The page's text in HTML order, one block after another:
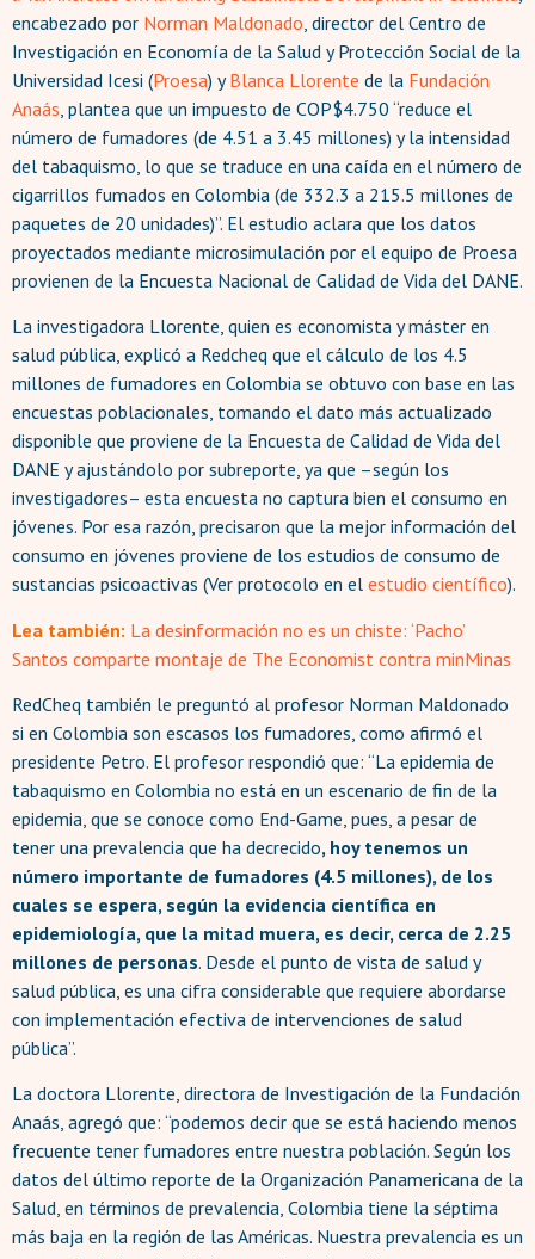
encabezado por Norman Maldonado , director del Centro de
Investigación en Economía de la Salud y Protección Social de la
Universidad Icesi (Proesa) yBlanca Llorente de la Fundación
Anaás , plantea que un impuesto de COP$4.750 “reduce el
número de fumadores (de 4.51 a 3.45 millones) y la intensidad
del tabaquismo, lo que se traduce en una caída en el número de
cigarrillos fumados en Colombia (de 332.3 a 215.5 millones de
paquetes de 20 unidades)”. El estudio aclara que los datos
proyectados mediante microsimulación por el equipo de Proesa
provienen de la Encuesta Nacional de Calidad de Vida del DANE.
La investigadora Llorente, quien es economista y máster en
salud pública, explicó a Redcheq que el cálculo de los 4.5
millones de fumadores en Colombia se obtuvo con base en las
encuestas poblacionales, tomando el dato más actualizado
disponible que proviene de la Encuesta de Calidad de Vida del
DANE y ajustándolo por subreporte, ya que –según los
investigadores– esta encuesta no captura bien el consumo en
jóvenes. Por esa razón, precisaron que la mejor información del
consumo en jóvenes proviene de los estudios de consumo de
sustancias psicoactivas (Ver protocolo en el estudio científico).
Lea también: La desinformación no es un chiste: ‘Pacho’
Santos comparte montaje de The Economist contra minMinas
RedCheq también le preguntó al profesor Norman Maldonado
si en Colombia son escasos los fumadores, como afirmó el
presidente Petro. El profesor respondió que: “La epidemia de
tabaquismo en Colombia no está en un escenario de fin de la
epidemia, que se conoce como End-Game, pues, a pesar de
tener una prevalencia que ha decrecido, hoy tenemos un
número importante de fumadores (4.5 millones), de los
cuales se espera, según la evidencia científica en
epidemiología, que la mitad muera, es decir, cerca de 2.25
millones de personas. Desde el punto de vista de salud y
salud pública, es una cifra considerable que requiere abordarse
con implementación efectiva de intervenciones de salud
pública”.
La doctora Llorente, directora de Investigación de la Fundación
Anaás, agregó que: “podemos decir que se está haciendo menos
frecuente tener fumadores entre nuestra población. Según los
datos del último reporte de la Organización Panamericana de la
Salud, en términos de prevalencia, Colombia tiene la séptima
más baja en la región de las Américas. Nuestra prevalencia es un